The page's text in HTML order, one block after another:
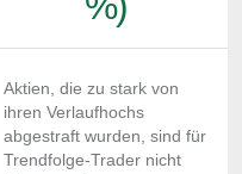
Aktien, die zu stark von
ihren Verlaufhochs
abgestraft wurden, sind für
Trendfolge-Trader nicht